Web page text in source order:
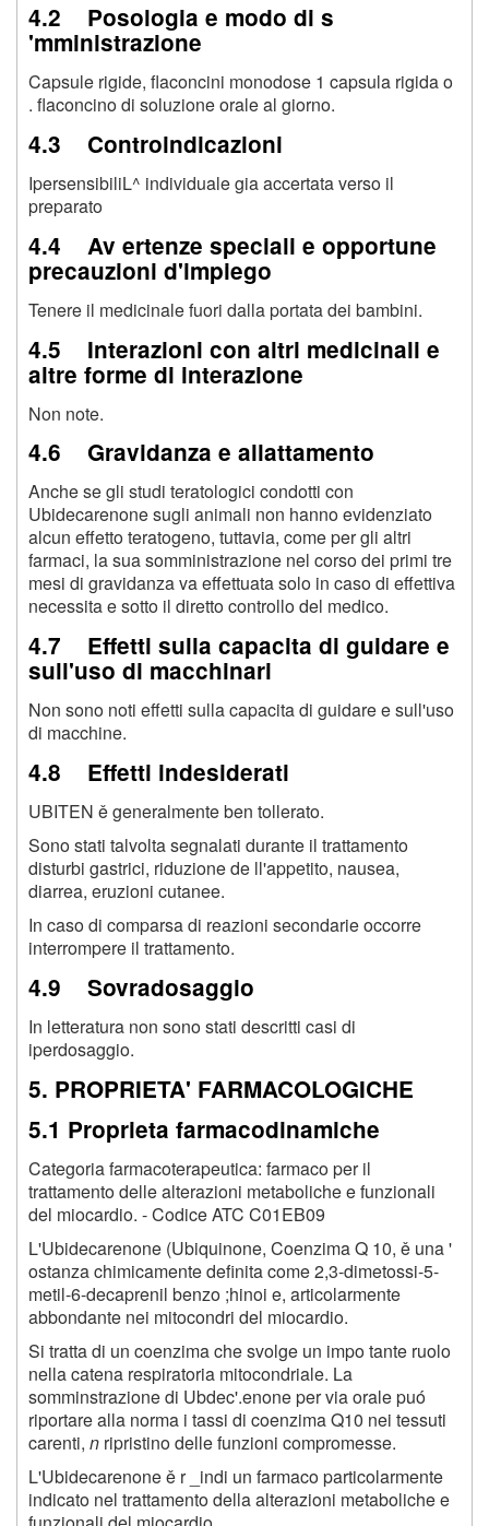
4.2 Posologia e modo di s
'mministrazione
Capsule rigide, flaconcini monodose 1 capsula rigida o
. flaconcino di soluzione orale al giorno.
4.3 Controindicazioni
IpersensibiliL^ individuale gia accertata verso il
preparato
4.4 Av ertenze speciali e opportune
precauzioni d'impiego
Tenere il medicinale fuori dalla portata dei bambini.
4.5 Interazioni con altri medicinali e
altre forme di interazione
Non note.
4.6 Gravidanza e allattamento
Anche se gli studi teratologici condotti con
Ubidecarenone sugli animali non hanno evidenziato
alcun effetto teratogeno, tuttavia, come per gli altri
farmaci, la sua somministrazione nel corso dei primi tre
mesi di gravidanza va effettuata solo in caso di effettiva
necessita e sotto il diretto controllo del medico.
4.7 Effetti sulla capacita di guidare e
sull'uso di macchinari
Non sono noti effetti sulla capacita di guidare e sull'uso
di macchine.
4.8 Effetti indesiderati
UBITEN ě generalmente ben tollerato.
Sono stati talvolta segnalati durante il trattamento
disturbi gastrici, riduzione de ll'appetito, nausea,
diarrea, eruzioni cutanee.
In caso di comparsa di reazioni secondarie occorre
interrompere il trattamento.
4.9 Sovradosaggio
In letteratura non sono stati descritti casi di
iperdosaggio.
5. PROPRIETA' FARMACOLOGICHE
5.1 Proprieta farmacodinamiche
Categoria farmacoterapeutica: farmaco per il
trattamento delle alterazioni metaboliche e funzionali
del miocardio. - Codice ATC C01EB09
L'Ubidecarenone (Ubiquinone, Coenzima Q 10, ě una '
ostanza chimicamente definita come 2,3-dimetossi-5-
metil-6-decaprenil benzo ;hinoi e, articolarmente
abbondante nei mitocondri del miocardio.
Si tratta di un coenzima che svolge un impo tante ruolo
nella catena respiratoria mitocondriale. La
somminstrazione di Ubdec'.enone per via orale puó
riportare alla norma i tassi di coenzima Q10 nei tessuti
carenti, n ripristino delle funzioni compromesse.
L'Ubidecarenone ě r _indi un farmaco particolarmente
indicato nel trattamento della alterazioni metaboliche e